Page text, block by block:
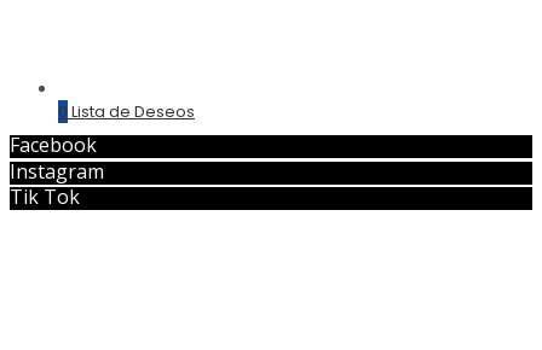
0 Lista de Deseos
Facebook
Instagram
Tik Tok